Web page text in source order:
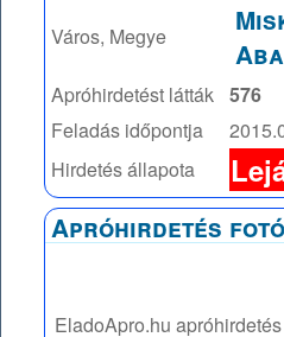
Város, Megye
Apróhirdetést látták 576
Feladás időpontja
Hirdetés állapota
Apróhirdetés
EladoApro.hu